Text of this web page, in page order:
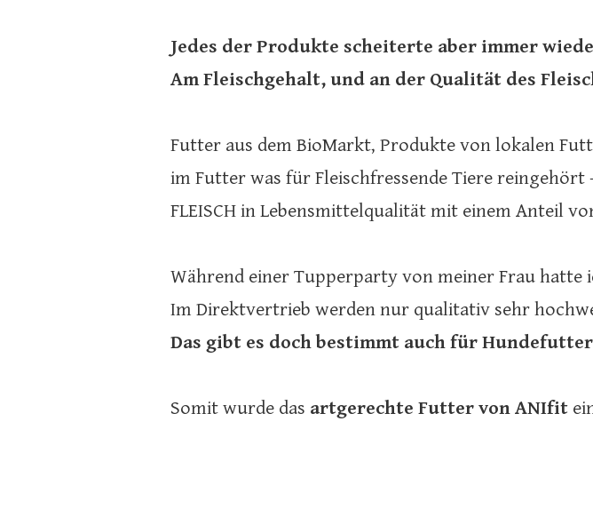
Jedes der Produkte scheiterte aber immer
Am Fleischgehalt, und an der Qualität des
Futter aus dem BioMarkt, Produkte von lokalen
im Futter was für Fleischfressende Tiere reingehört
FLEISCH in Lebensmittelqualität mit einem Anteil
Während einer Tupperparty von meiner Frau hatte
Im Direktvertrieb werden nur qualitativ sehr
Das gibt es doch bestimmt auch für
Somit wurde das artgerechte Futter von ANIfit